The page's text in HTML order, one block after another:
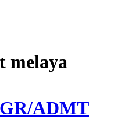
melaya
ADMT